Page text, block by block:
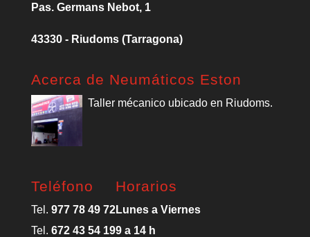
Pas. Germans Nebot, 1
43330 - Riudoms (Tarragona)
Acerca de Neumáticos Eston
Taller mécanico ubicado en Riudoms.
Teléfono
Tel. 977 78 49 72
Tel. 672 43 54 19
Horarios
Lunes a Viernes
9 a 14 h